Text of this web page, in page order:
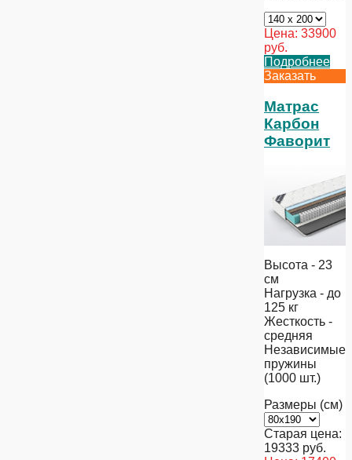
Цена: 33900
руб.
Подробнее
Заказать
Матрас
Карбон
Фаворит
Высота - 23
см
Нагрузка - до
125 кг
Жесткость -
средняя
Независимые
пружины
(1000 шт.)
Размеры (см)
Старая цена:
19333 руб.